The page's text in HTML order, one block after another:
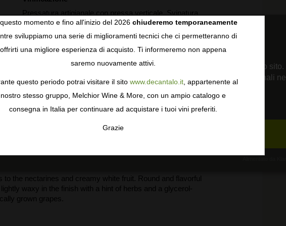
Pressatura artigianale con pressa verticale. Svinatura
a freddo e poi fermentazione spontanea con lieviti
naturali. Tre travasi dopo la fermentazione.
the nectarines and creamy white fruit. Round and flavorful
waxy in the finish with a hint of herbs and a glycerol-
grown grapes.
COOKIES
come i cookie per personalizzare e mejorar la tua esperienza sul nostro sito.
sulla privacy
per saperne di più, o gestisci le tue preferenze personali nel
Consenso.
momento e fino all'inizio del 2026 chiuderemo temporaneamente
sviluppiamo una serie di miglioramenti tecnici che ci permetteranno di
offrirti una migliore esperienza di acquisto. Ti informeremo non appena
saremo nuovamente attivi.
questo periodo potrai visitare il sito www.decantalo.it, appartenente al
nostro stesso gruppo, Melchior Wine & More, con un ampio catalogo e
consegna in Italia per continuare ad acquistare i tuoi vini preferiti.
Grazie